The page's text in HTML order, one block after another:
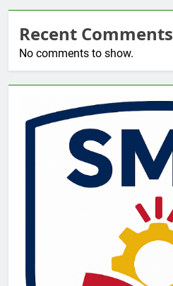
Recent Comments
No comments to show.